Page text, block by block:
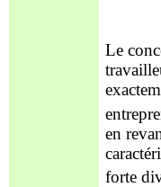
Le
en
forte